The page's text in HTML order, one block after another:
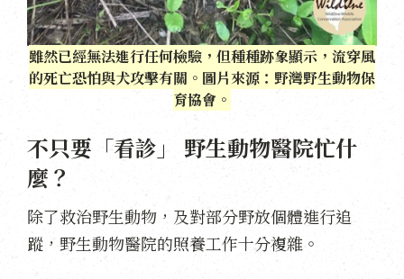
雖然已經無法進行任何檢驗，但種種跡象顯示，流穿風
的死亡恐怕與犬攻擊有關。圖片來源：野灣野生動物保
育協會。
不只要「看診」 野生動物醫院忙什
麼？
除了救治野生動物，及對部分野放個體進行追
蹤，野生動物醫院的照養工作十分複雜。